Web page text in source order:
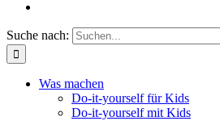
Suche nach:
Was machen
Do-it-yourself für Kids
Do-it-yourself mit Kids